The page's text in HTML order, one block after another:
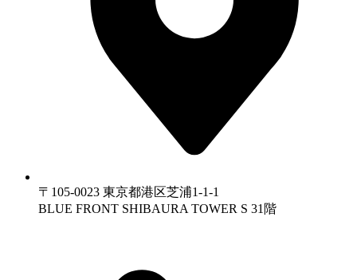
〒105-0023 東京都港区芝浦1-1-1
BLUE FRONT SHIBAURA TOWER S 31階